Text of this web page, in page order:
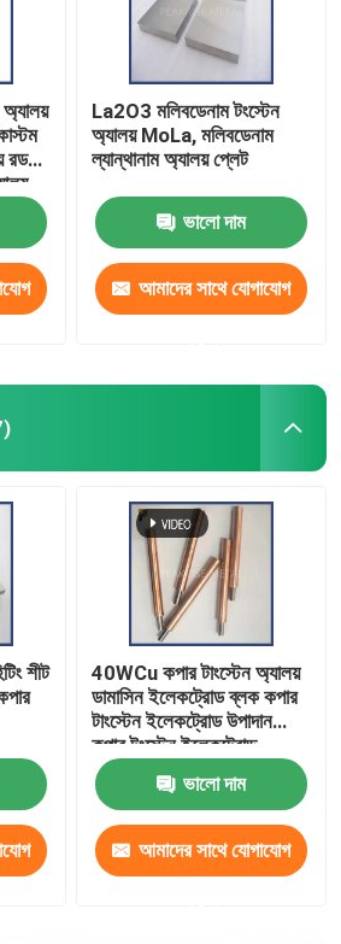
অ্যালয়
রড
La2O3 মলিবডেনাম টংস্টেন
অ্যালয় MoLa, মলিবডেনাম
ল্যান্থানাম অ্যালয় প্লেট
ভালো দাম
আমাদের সাথে যোগাযোগ
শীট
40WCu কপার টাংস্টেন অ্যালয়
ডামাসিন ইলেকট্রোড ব্লক কপার
টাংস্টেন ইলেকট্রোড উপাদান
কপার টুংস্টেন ইলেকট্রোড
ভালো দাম
আমাদের সাথে যোগাযোগ